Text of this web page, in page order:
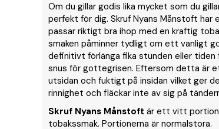
Om du gillar godis lika mycket som du
perfekt för dig. Skruf Nyans Månstoft har
passar riktigt bra ihop med en kraftig
smaken påminner tydligt om ett vanligt
definitivt förlänga fika stunden eller
snus för gottegrisen. Eftersom detta är
utsidan och fuktigt på insidan vilket ger
rinnighet och fläckar inte av sig på
Skruf Nyans Månstoft är ett vitt
tobakssmak. Portionerna är normalstora.